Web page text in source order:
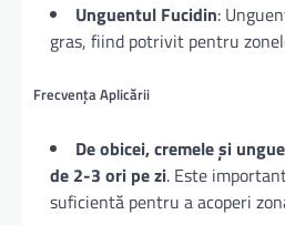
Unguentul Fucidin:
gras, fiind potrivit pentru
Frecvența Aplicării
De obicei, cremele și
de 2-3 ori pe zi. Este
suficientă pentru a acoperi